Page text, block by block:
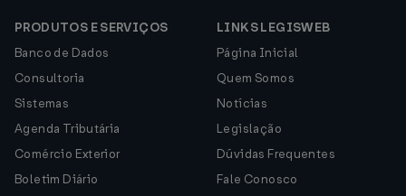
PRODUTOS E SERVIÇOS
Banco de Dados
Consultoria
Sistemas
Agenda Tributária
Comércio Exterior
Boletim Diário
LINKS LEGISWEB
Página Inicial
Quem Somos
Notícias
Legislação
Dúvidas Frequentes
Fale Conosco